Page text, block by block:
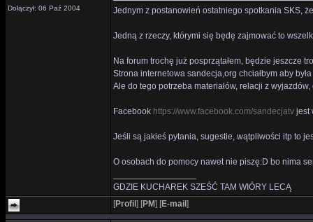
Dołączył: 06 Paź 2004 Jednym z postanowień ostatniego spotkania SKS,
Jedną z rzeczy, którymi się będę zajmować to
Na forum trochę już posprzątałem, będzie jeszcze
Strona internetowa sandecja,org chciałbym aby
Ale do tego potrzeba materiałów, relacji z
Facebook https://www.facebook.com/sandecjatv jest
Jeśli są jakieś pytania, sugestie, wątpliwości itp to
O osobach do pomocy nawet nie piszę:D bo nima
GDZIE KUCHAREK SZEŚĆ TAM WIÓRY LECĄ
[Profil ] [PM] [E-mail ]